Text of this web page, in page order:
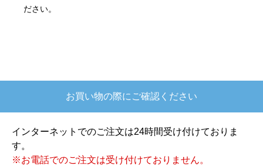
もあると思いますがあまりに早かったので少し驚
ださい。
お買い物の際にご確認ください
インターネットでのご注文は24時間受け付けておりま
す。
※お電話でのご注文は受け付けておりません。